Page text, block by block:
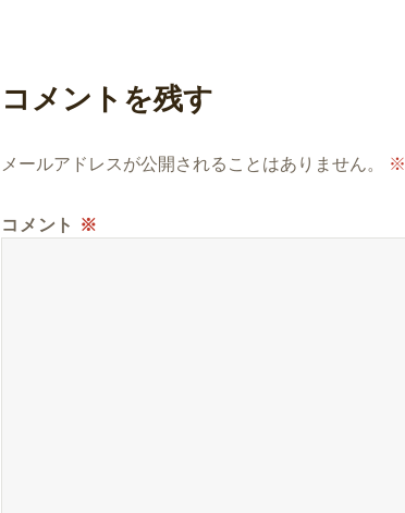
コメントを残す
メールアドレスが公開されることはありません。 ※
コメント ※